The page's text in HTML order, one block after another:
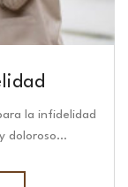
la infidelidad
doloroso…